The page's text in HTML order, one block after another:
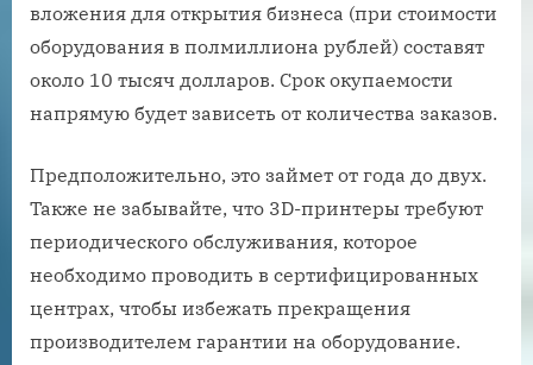
вложения для открытия бизнеса (при стоимости
оборудования в полмиллиона рублей) составят
около 10 тысяч долларов. Срок окупаемости
напрямую будет зависеть от количества заказов.
Предположительно, это займет от года до двух.
Также не забывайте, что 3D-принтеры требуют
периодического обслуживания, которое
необходимо проводить в сертифицированных
центрах, чтобы избежать прекращения
производителем гарантии на оборудование.